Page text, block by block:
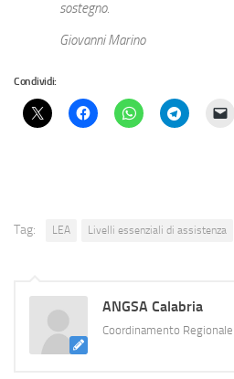
sostegno.
Giovanni Marino
Condividi:
Tag: LEA Livelli essenziali di assistenza
ANGSA Calabria
Coordinamento Regionale